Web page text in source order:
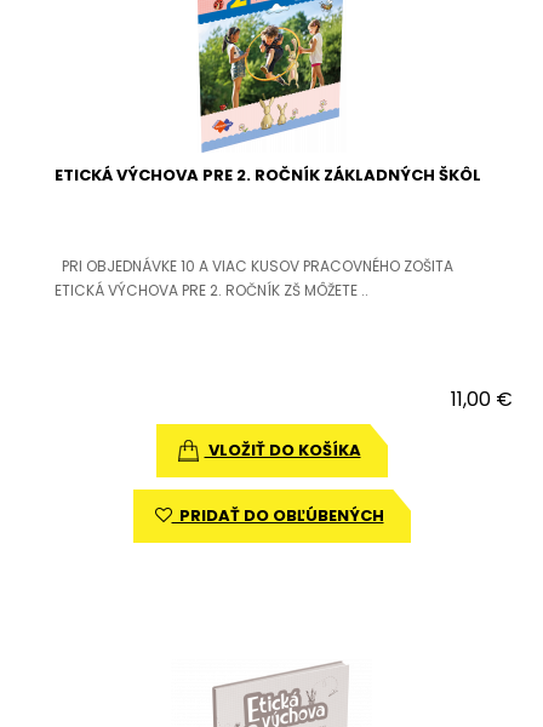
ETICKÁ VÝCHOVA PRE 2. ROČNÍK ZÁKLADNÝCH ŠKÔL
PRI OBJEDNÁVKE 10 A VIAC KUSOV PRACOVNÉHO ZOŠITA
ETICKÁ VÝCHOVA PRE 2. ROČNÍK ZŠ MÔŽETE ..
11,00 €
VLOŽIŤ DO KOŠÍKA
PRIDAŤ DO OBĽÚBENÝCH